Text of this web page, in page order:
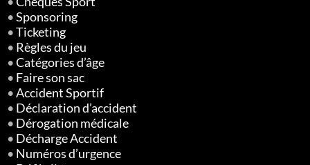
•Sponsoring
•Ticketing
• Règles du jeu
•Catégories d’âge
• Faire son sac
•Accident Sportif
• Déclaration d’accident
• Dérogation médicale
• Décharge Accident
• Numéros d’urgence